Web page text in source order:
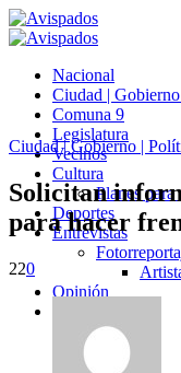
Nacional
Ciudad |
Comuna 9
Legislatura
Vecinos
Cultura
Planes
Deportes
Entrevistas
Opinión
Ciudad | Gobierno |
Solicitan
para hacer
220